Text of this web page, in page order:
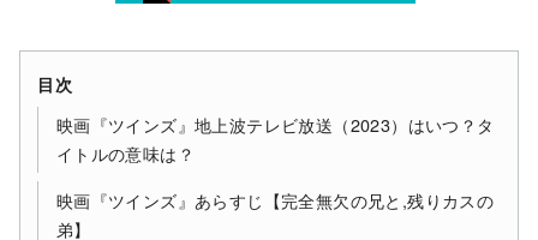
目次
映画『ツインズ』地上波テレビ放送（2023）はいつ？タ
イトルの意味は？
映画『ツインズ』あらすじ【完全無欠の兄と,残りカスの
弟】